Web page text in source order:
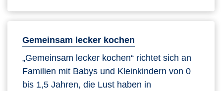
Gemeinsam lecker kochen
„Gemeinsam lecker kochen“ richtet sich an
Familien mit Babys und Kleinkindern von 0
bis 1,5 Jahren, die Lust haben in